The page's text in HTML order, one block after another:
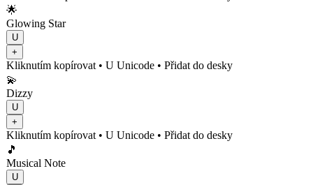
🌟
Glowing Star
U
+
Kliknutím kopírovat • U Unicode • Přidat do desky
💫
Dizzy
U
+
Kliknutím kopírovat • U Unicode • Přidat do desky
🎵
Musical Note
U